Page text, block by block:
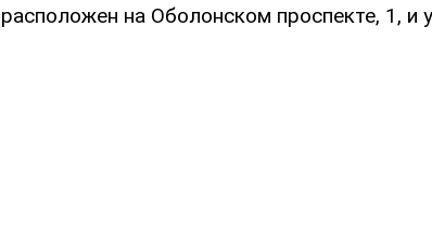
расположен на Оболонском проспекте, 1, и